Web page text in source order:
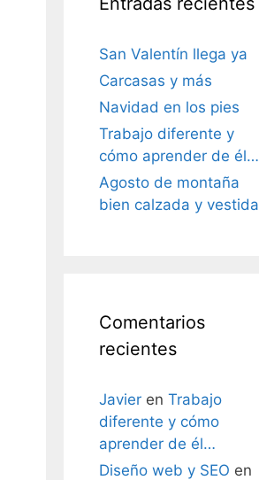
San Valentín llega ya
Carcasas y más
Navidad en los pies
Trabajo diferente y
cómo aprender de él…
Agosto de montaña
bien calzada y vestida
Comentarios
recientes
Javier en Trabajo
diferente y cómo
aprender de él…
Diseño web y SEO en